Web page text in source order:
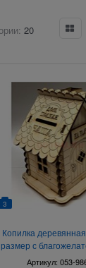
20
3
Копилка
размер с
надписями
Артикул: 053-